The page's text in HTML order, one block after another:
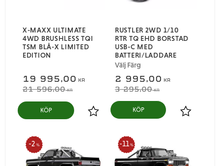
X-MAXX ULTIMATE
4WD BRUSHLESS TQI
TSM BLÅ-X LIMITED
EDITION
19 995,00 KR
21 596,00KR
Lägg till i favoriter
KÖP
RUSTLER 2WD 1/10
RTR TQ EHD BORSTAD
USB-C MED
BATTERI/LADDARE
Välj Färg
2 995,00 KR
3 295,00KR
Lägg till i
2 % 11 %